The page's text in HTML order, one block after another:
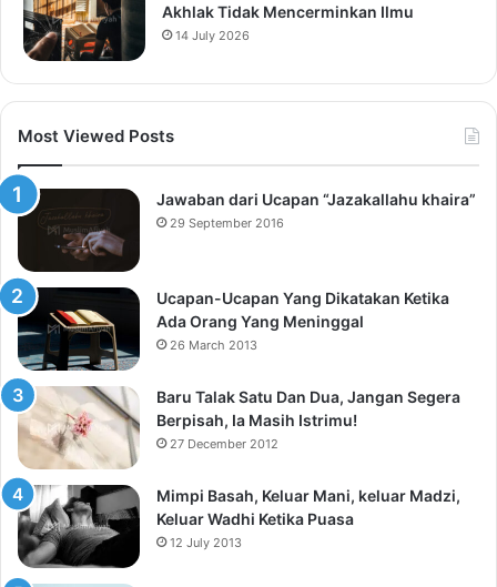
Akhlak Tidak Mencerminkan Ilmu
14 July 2026
Most Viewed Posts
Jawaban dari Ucapan “Jazakallahu khaira”
29 September 2016
Ucapan-Ucapan Yang Dikatakan Ketika
Ada Orang Yang Meninggal
26 March 2013
Baru Talak Satu Dan Dua, Jangan Segera
Berpisah, Ia Masih Istrimu!
27 December 2012
Mimpi Basah, Keluar Mani, keluar Madzi,
Keluar Wadhi Ketika Puasa
12 July 2013